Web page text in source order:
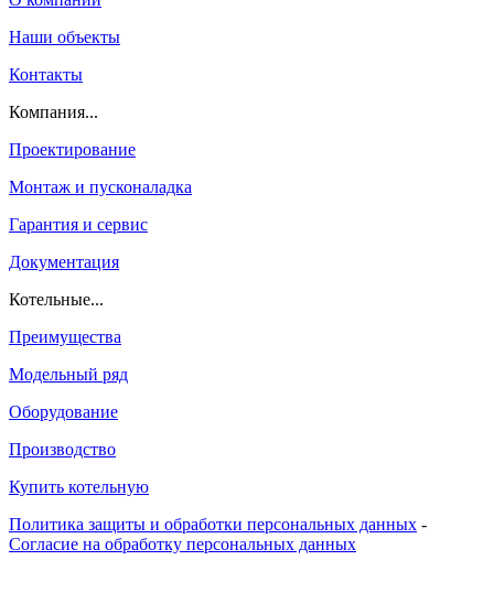
Наши объекты
Контакты
Компания...
Проектирование
Монтаж и пусконаладка
Гарантия и сервис
Документация
Котельные...
Преимущества
Модельный ряд
Оборудование
Производство
Купить котельную
Политика защиты и обработки персональных данных -
Согласие на обработку персональных данных